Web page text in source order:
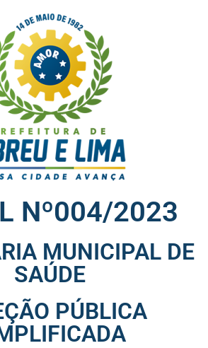
Nº004/2023
MUNICIPAL DE
SAÚDE
PÚBLICA